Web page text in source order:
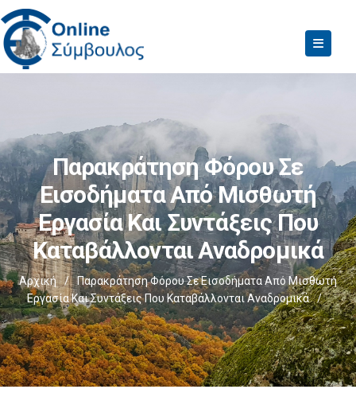
Παρακράτηση Φόρου Σε
Εισοδήματα Από Μισθωτή
Εργασία Και Συντάξεις Που
Καταβάλλονται Αναδρομικά
Αρχική /
Παρακράτηση Φόρου Σε Εισοδήματα Από Μισθωτή
Εργασία Και Συντάξεις Που Καταβάλλονται Αναδρομικά
/